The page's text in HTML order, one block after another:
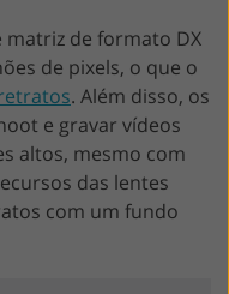
matriz de formato DX
de pixels, o que o
. Além disso, os
e gravar vídeos
altos, mesmo com
das lentes
com um fundo